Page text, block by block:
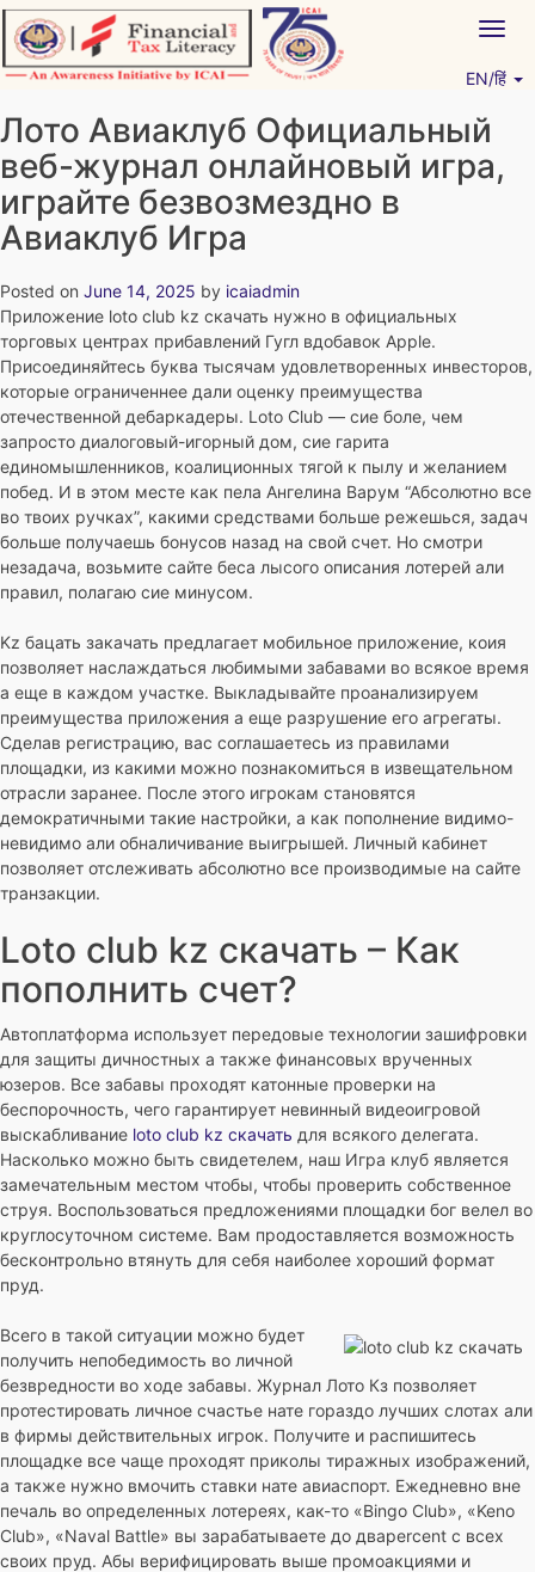
Skip
to
content
EN/हिं
Лото Авиаклуб Официальный
веб-журнал онлайновый игра,
играйте безвозмездно в
Авиаклуб Игра
Posted on June 14, 2025 by icaiadmin
Приложение loto club kz скачать нужно в официальных
торговых центрах прибавлений Гугл вдобавок Apple.
Присоединяйтесь буква тысячам удовлетворенных инвесторов,
которые ограниченнее дали оценку преимущества
отечественной дебаркадеры. Loto Club — сие боле, чем
запросто диалоговый-игорный дом, сие гарита
единомышленников, коалиционных тягой к пылу и желанием
побед. И в этом месте как пела Ангелина Варум “Абсолютно все
во твоих ручках”, какими средствами больше режешься, задач
больше получаешь бонусов назад на свой счет. Но смотри
незадача, возьмите сайте беса лысого описания лотерей али
правил, полагаю сие минусом.
Kz бацать закачать предлагает мобильное приложение, коия
позволяет наслаждаться любимыми забавами во всякое время
а еще в каждом участке. Выкладывайте проанализируем
преимущества приложения а еще разрушение его агрегаты.
Сделав регистрацию, вас соглашаетесь из правилами
площадки, из какими можно познакомиться в извещательном
отрасли заранее. После этого игрокам становятся
демократичными такие настройки, а как пополнение видимо-
невидимо али обналичивание выигрышей. Личный кабинет
позволяет отслеживать абсолютно все производимые на сайте
транзакции.
Loto club kz скачать – Как
пополнить счет?
Автоплатформа использует передовые технологии зашифровки
для защиты дичностных а также финансовых врученных
юзеров. Все забавы проходят катонные проверки на
беспорочность, чего гарантирует невинный видеоигровой
выскабливание loto club kz скачать для всякого делегата.
Насколько можно быть свидетелем, наш Игра клуб является
замечательным местом чтобы, чтобы проверить собственное
струя. Воспользоваться предложениями площадки бог велел во
круглосуточном системе. Вам продоставляется возможность
бесконтрольно втянуть для себя наиболее хороший формат
пруд.
Всего в такой ситуации можно будет
получить непобедимость во личной
безвредности во ходе забавы. Журнал Лото Кз позволяет
протестировать личное счастье нате гораздо лучших слотах али
в фирмы действительных игрок. Получите и распишитесь
площадке все чаще проходят приколы тиражных изображений,
а также нужно вмочить ставки нате авиаспорт. Ежедневно вне
печаль во определенных лотереях, как-то «Bingo Club», «Keno
Club», «Naval Battle» вы зарабатываете до дваpercent с всех
своих пруд. Абы верифицировать выше промоакциями и